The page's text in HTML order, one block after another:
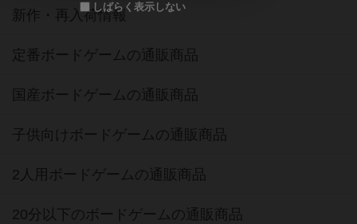
しばらく表示しない
新作・再入荷情報
定番ボードゲームの通販商品
国産ボードゲームの通販商品
子供向けボードゲームの通販商品
2人用ボードゲームの通販商品
20分以下のボードゲームの通販商品